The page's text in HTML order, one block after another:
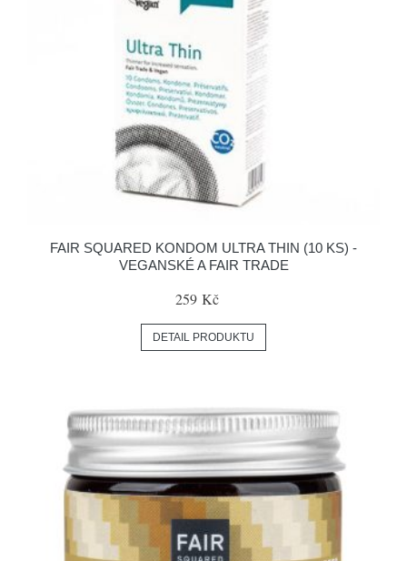
FAIR SQUARED KONDOM ULTRA THIN (10 KS) -
VEGANSKÉ A FAIR TRADE
259 Kč
DETAIL PRODUKTU